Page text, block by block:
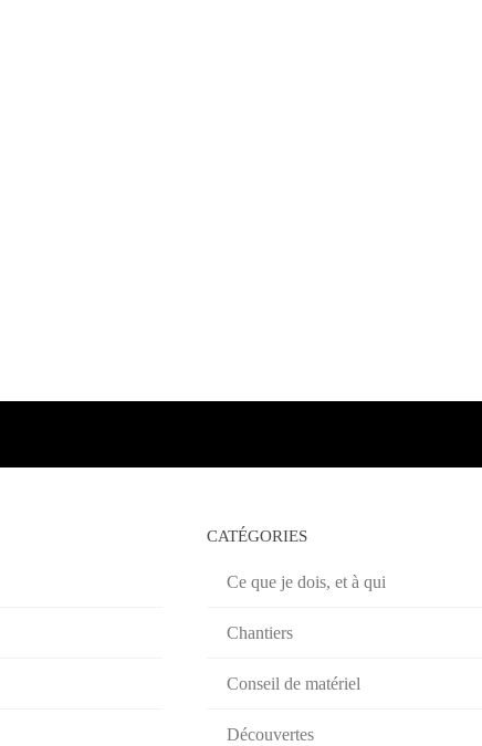
CATÉGORIES
Ce que je dois, et à qui
Chantiers
Conseil de matériel
Découvertes